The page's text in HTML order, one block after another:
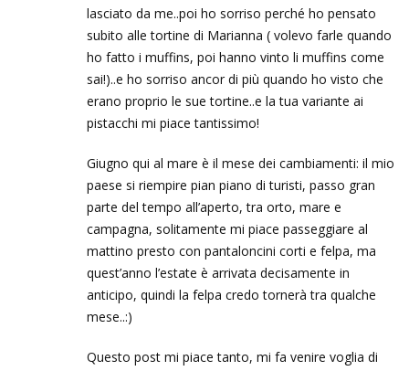
lasciato da me..poi ho sorriso perché ho pensato
subito alle tortine di Marianna ( volevo farle quando
ho fatto i muffins, poi hanno vinto li muffins come
sai!)..e ho sorriso ancor di più quando ho visto che
erano proprio le sue tortine..e la tua variante ai
pistacchi mi piace tantissimo!
Giugno qui al mare è il mese dei cambiamenti: il mio
paese si riempire pian piano di turisti, passo gran
parte del tempo all’aperto, tra orto, mare e
campagna, solitamente mi piace passeggiare al
mattino presto con pantaloncini corti e felpa, ma
quest’anno l’estate è arrivata decisamente in
anticipo, quindi la felpa credo tornerà tra qualche
mese..:)
Questo post mi piace tanto, mi fa venire voglia di